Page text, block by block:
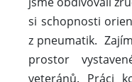
Steelinka i z výšky
na střeše budov.
jsme obdivovali
si schopnosti